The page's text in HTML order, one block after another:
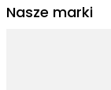
Nasze marki